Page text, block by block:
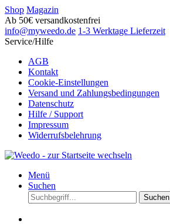
Shop Magazin
Ab 50€ versandkostenfrei
info@myweedo.de 1-3 Werktage Lieferzeit
Service/Hilfe
AGB
Kontakt
Cookie-Einstellungen
Versand und Zahlungsbedingungen
Datenschutz
Hilfe / Support
Impressum
Widerrufsbelehrung
Menü
Suchen
Suchen